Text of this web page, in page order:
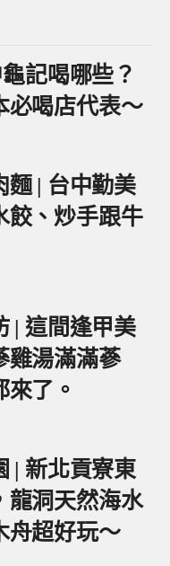
記喝哪些？
必喝店代表～
麵 | 台中勤美
餃、炒手跟牛
| 這間逢甲美
雞湯滿滿蔘
了。
| 新北貢寮東
龍洞天然海水
舟超好玩～